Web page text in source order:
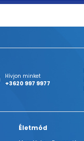
Hívjon minket
+3620 997 9977
Életmód